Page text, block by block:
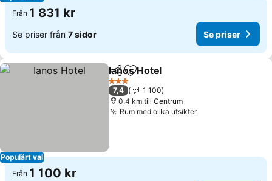
Från 1 831 kr
Se priser från 7 sidor Se priser
Populärt val
Dela Lägg till i Mina Favoriter
Ianos Hotel
3 Stjärnor
7,4
1 100
0.4 km till Centrum
Rum med olika utsikter
Från 1 100 kr